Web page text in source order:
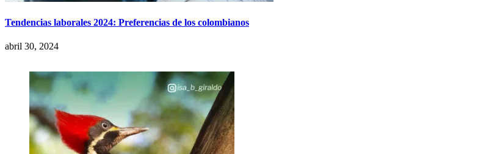
Tendencias laborales 2024: Preferencias de los colombianos
abril 30, 2024